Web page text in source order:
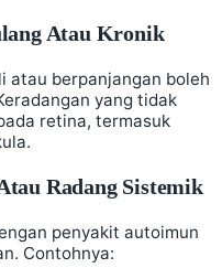
Atau Kronik
atau berpanjangan boleh
yang tidak
retina, termasuk
Radang Sistemik
penyakit autoimun
Contohnya: